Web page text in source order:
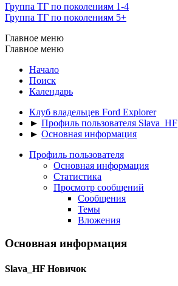
Группа ТГ по поколениям 1-4
Группа ТГ по поколениям 5+
Главное меню
Главное меню
Начало
Поиск
Календарь
Клуб владельцев Ford Explorer
► Профиль пользователя Slava_HF
► Основная информация
Профиль пользователя
Основная информация
Статистика
Просмотр сообщений
Сообщения
Темы
Вложения
Основная информация
Slava_HF Новичок